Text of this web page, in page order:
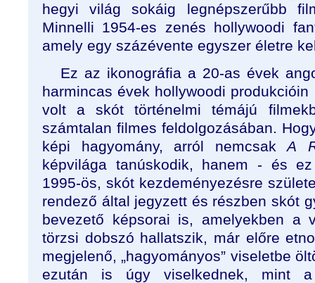
hegyi világ sokáig legnépszerűbb
Minnelli 1954-es zenés hollywoodi
amely egy százévente egyszer életre
Ez az ikonográfia a 20-as évek
harmincas évek hollywoodi
volt a skót történelmi témájú
számtalan filmes feldolgozásában.
képi hagyomány, arról nemcsakA
képvilága tanúskodik, hanem - és
1995-ös, skót kezdeményezésre
rendező által jegyzett és részben skót
bevezető képsorai is, amelyekben a
törzsi dobszó hallatszik, már előre
megjelenő, „hagyományos” viseletbe
ezután is úgy viselkednek, mint a